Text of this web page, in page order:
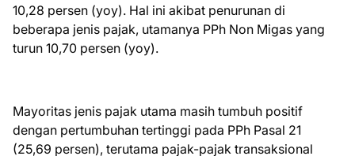
10,28 persen (yoy). Hal ini akibat penurunan di
beberapa jenis pajak, utamanya PPh Non Migas yang
turun 10,70 persen (yoy).
Mayoritas jenis pajak utama masih tumbuh positif
dengan pertumbuhan tertinggi pada PPh Pasal 21
(25,69 persen), terutama pajak-pajak transaksional